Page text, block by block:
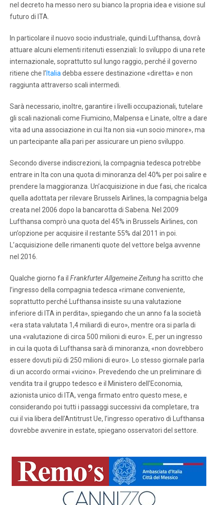
nel decreto ha messo nero su bianco la propria idea e visione sul
futuro di ITA.
In particolare il nuovo socio industriale, quindi Lufthansa, dovrà
attuare alcuni elementi ritenuti essenziali: lo sviluppo di una rete
internazionale, soprattutto sul lungo raggio, perché il governo
ritiene che l’ Italia debba essere destinazione «diretta» e non
raggiunta attraverso scali intermedi.
Sarà necessario, inoltre, garantire i livelli occupazionali, tutelare
gli scali nazionali come Fiumicino, Malpensa e Linate, oltre a dare
vita ad una associazione in cui Ita non sia «un socio minore», ma
un partecipante alla pari per assicurare un pieno sviluppo.
Secondo diverse indiscrezioni, la compagnia tedesca potrebbe
entrare in Ita con una quota di minoranza del 40% per poi salire e
prendere la maggioranza. Un’acquisizione in due fasi, che ricalca
quella adottata per rilevare Brussels Airlines, la compagnia belga
creata nel 2006 dopo la bancarotta di Sabena. Nel 2009
Lufthansa comprò una quota del 45% in Brussels Airlines, con
un’opzione per acquisire il restante 55% dal 2011 in poi.
L’acquisizione delle rimanenti quote del vettore belga avvenne
nel 2016.
Qualche giorno fa il Frankfurter Allgemeine Zeitung ha scritto che
l’ingresso della compagnia tedesca «rimane conveniente,
soprattutto perché Lufthansa insiste su una valutazione
inferiore di ITA in perdita», spiegando che un anno fa la società
«era stata valutata 1,4 miliardi di euro», mentre ora si parla di
una «valutazione di circa 500 milioni di euro». E, per un ingresso
in cui la quota di Lufthansa sarà di minoranza, «non dovrebbero
essere dovuti più di 250 milioni di euro». Lo stesso giornale parla
di un accordo ormai «vicino». Prevedendo che un preliminare di
vendita tra il gruppo tedesco e il Ministero dell’Economia,
azionista unico di ITA, venga firmato entro questo mese, e
considerando poi tutti i passaggi successivi da completare, tra
cui il via libera dell’Antitrust Ue, l’ingresso operativo di Lufthansa
dovrebbe avvenire in estate, spiegano osservatori del settore.